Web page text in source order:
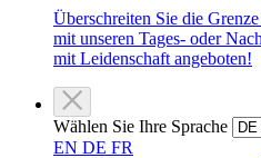
Überschreiten Sie die
mit unseren Tages- oder
mit Leidenschaft angeboten!
Wählen Sie Ihre Sprache
EN DE FR